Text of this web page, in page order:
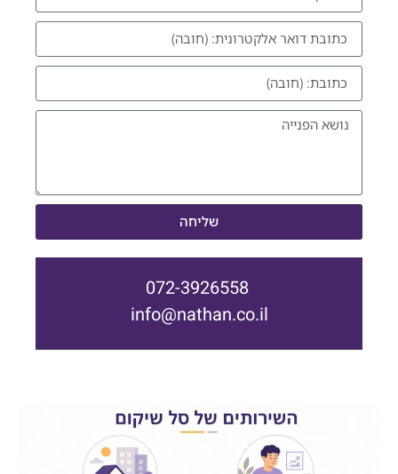
שליחה
072-3926558
info@nathan.co.il